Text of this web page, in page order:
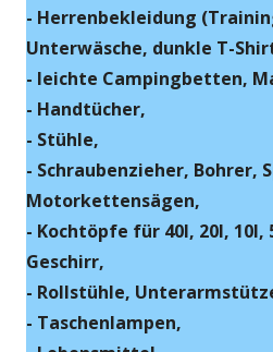
- Herrenbekleidung
Unterwäsche, dunkle T-
- leichte Campingbetten,
- Handtücher,
- Stühle,
- Schraubenzieher, Bohrer,
Motorkettensägen,
- Kochtöpfe für 40l, 20l, 10l,
Geschirr,
- Rollstühle,
- Taschenlampen,